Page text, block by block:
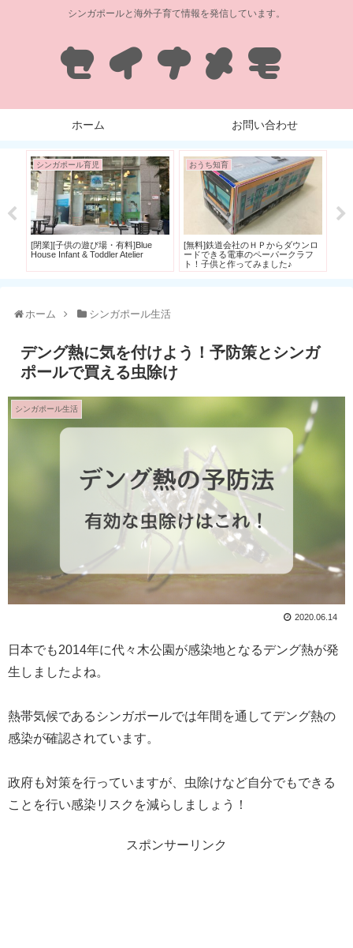
シンガポールと海外子育て情報を発信しています。
ホーム お問い合わせ
シンガポール育児
[閉業][子供の遊び場・有料]Blue
House Infant & Toddler Atelier
おうち知育
[無料]鉄道会社のＨＰからダウンロ
ードできる電車のペーパークラフ
ト！子供と作ってみました♪
ホーム シンガポール生活
デング熱に気を付けよう！予防策とシンガ
ポールで買える虫除け
シンガポール生活
2020.06.14
日本でも2014年に代々木公園が感染地となるデング熱が発
生しましたよね。
熱帯気候であるシンガポールでは年間を通してデング熱の
感染が確認されています。
政府も対策を行っていますが、虫除けなど自分でもできる
ことを行い感染リスクを減らしましょう！
スポンサーリンク